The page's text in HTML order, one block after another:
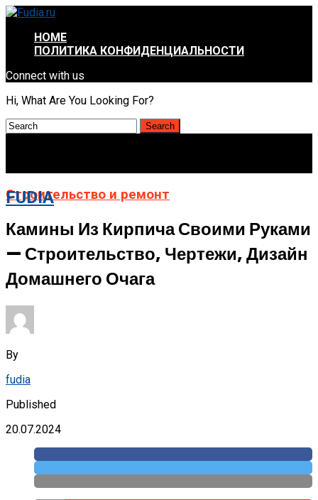
HOME
ПОЛИТИКА КОНФИДЕНЦИАЛЬНОСТИ
Connect with us
Hi, What Are You Looking For?
FUDIA
Строительство и ремонт
Камины Из Кирпича Своими Руками
— Строительство, Чертежи, Дизайн
Домашнего Очага
By
fudia
Published
20.07.2024